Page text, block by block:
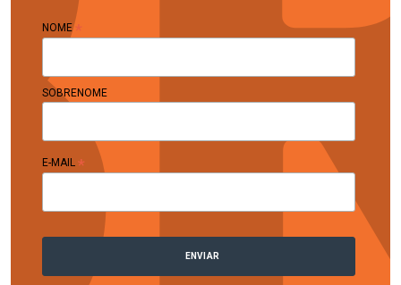
NOME
SOBRENOME
E-MAIL *